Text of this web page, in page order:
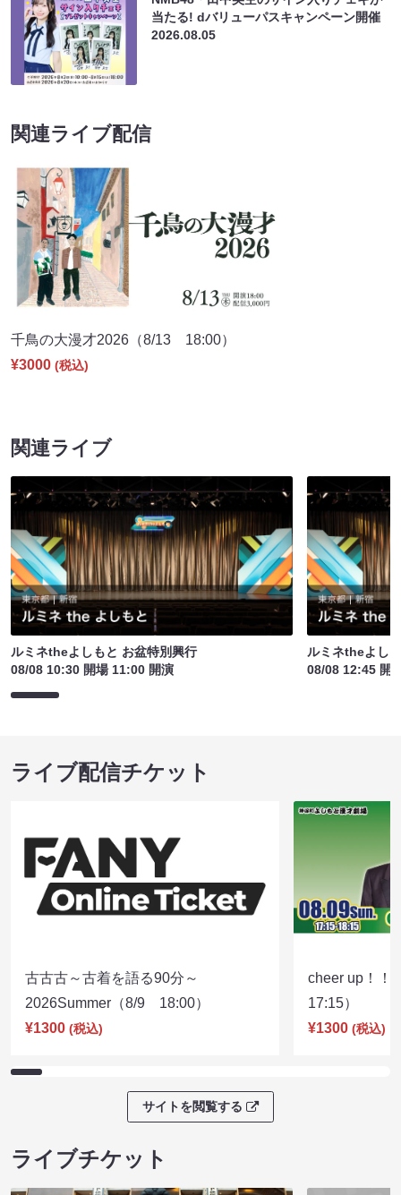
当たる! dバリューパスキャンペーン開催
2026.08.05
関連ライブ配信
千鳥の大漫才2026（8/13 18:00）
¥3000 (税込)
関連ライブ
ルミネtheよしもと お盆特別興行
08/08 10:30 開場 11:00 開演
ルミネtheよし
08/08 12:45 開
ライブ配信チケット
古古古～古着を語る90分～
2026Summer（8/9 18:00）
¥1300 (税込)
cheer up！
17:15）
¥1300 (税込)
サイトを閲覧する
ライブチケット